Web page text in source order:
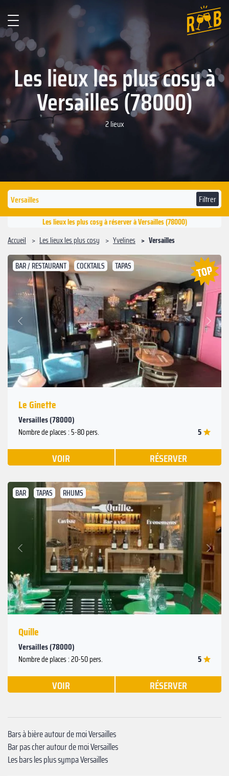
Les lieux les plus cosy à
Versailles (78000)
2 lieux
Filtrer
Les lieux les plus cosy à réserver à Versailles (78000)
Accueil
Les lieux les plus cosy Yvelines Versailles
BAR / RESTAURANT COCKTAILS TAPAS
Précédent
Suivant
Le Ginette
Versailles (78000)
Nombre de places : 5-80 pers. 5
VOIR RÉSERVER
BAR TAPAS RHUMS
Précédent
Suivant
Quille
Versailles (78000)
Nombre de places : 20-50 pers. 5
VOIR RÉSERVER
Bars à bière autour de moi Versailles
Bar pas cher autour de moi Versailles
Les bars les plus sympa Versailles